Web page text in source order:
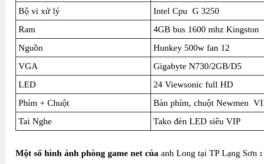
Bộ vi xử lý
Intel Cpu G 3250
Ram
4GB bus 1600 mhz Kingston
Nguồn
Hunkey 500w fan 12
VGA
Gigabyte N730/2GB/D5
LED
24 Viewsonic full HD
Phím + Chuột
Bàn phím, chuột Newmen
Tai Nghe
Tako đèn LED siêu VIP
Một số hình ảnh phòng game net của anh Long tại TP Lạng Sơn :